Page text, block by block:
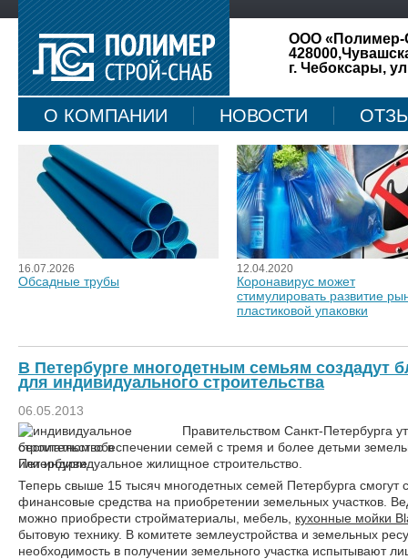
ООО «Полимер-
г. Чебоксары,
О КОМПАНИИ НОВОСТИ
КАРТА САЙТА
16.07.2026
Обсадные трубы
12.04.2020
Коронавирус может
стимулировать развитие
пластиковой упаковки
В Петербурге многодетным семьям создадут
для индивидуального строительства
06.05.2013
Правительством Санкт-Петербурга
бесплатном обеспечении семей с тремя и более детьми
или индивидуальное жилищное строительство.
Теперь свыше 15 тысяч многодетных семей Петербурга смогут
финансовые средства на приобретении земельных участков.
можно приобрести стройматериалы, мебель, кухонные мойки
бытовую технику. В комитете землеустройства и земельных
необходимость в получении земельного участка испытывают